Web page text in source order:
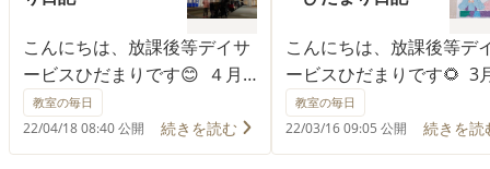
こんにちは、放課後等デイサ
ービスひだまりです😊 ４月
の外出レクでは、小樽総合博
物館へ出かけました！ 子ど
もたちから機関車を見たいと
教室の毎日
22/04/18 08:40 公開 続きを読む
こんにちは、放課後等デ
ービスひだまりです🌻 3
日はひなまつりという事
先月からみんなで協力し
画にひなまつりの貼り絵
教室の毎日
22/03/16 09:05 公開 続きを読